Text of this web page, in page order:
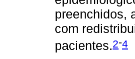
preenchidos,
com
pacientes.2-4